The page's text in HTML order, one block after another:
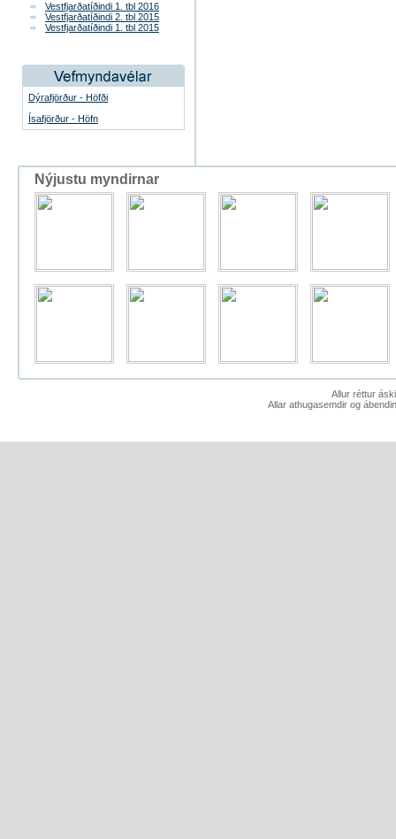
Vestfjarðatíðindi 1. tbl 2016
Vestfjarðatíðindi 2. tbl 2015
Vestfjarðatíðindi 1. tbl 2015
Dýrafjörður - Höfði
Ísafjörður - Höfn
Nýjustu myndirnar
Allur réttur
Allar athugasemdir og